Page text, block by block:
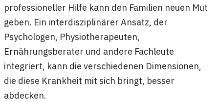
professioneller Hilfe kann den Familien neuen Mut
geben. Ein interdisziplinärer Ansatz, der
Psychologen, Physiotherapeuten,
Ernährungsberater und andere Fachleute
integriert, kann die verschiedenen Dimensionen,
die diese Krankheit mit sich bringt, besser
abdecken.